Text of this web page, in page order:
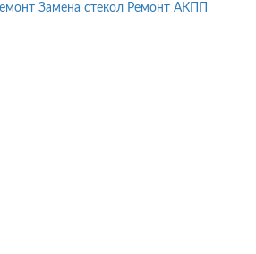
Замена стекол Ремонт АКПП